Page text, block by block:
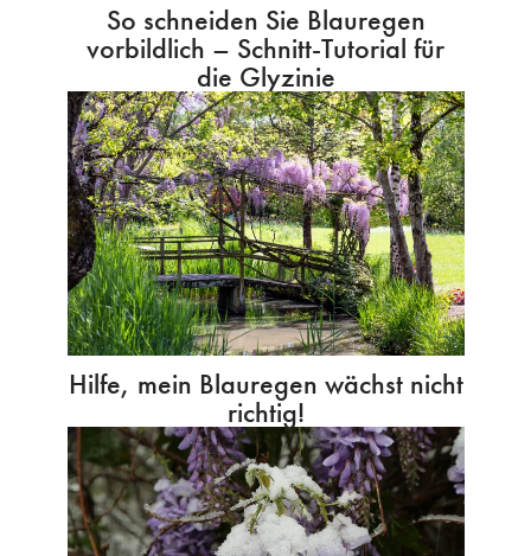
So schneiden Sie Blauregen
vorbildlich – Schnitt-Tutorial für
die Glyzinie
Hilfe, mein Blauregen wächst nicht
richtig!